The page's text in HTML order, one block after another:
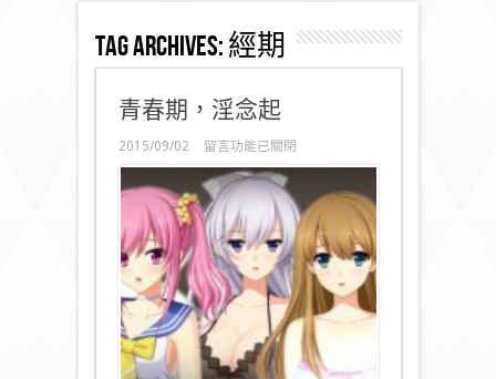
Tag Archives:經期
青春期，淫念起
2015/09/02
在
〈青
春
期，
淫
念
起〉
中
留言功能已關閉